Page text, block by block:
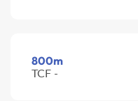
800m
TCF -